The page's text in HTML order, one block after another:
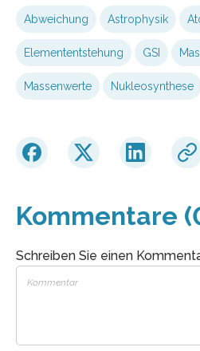
Abweichung Astrophysik
Elemententstehung GSI
Massenwerte Nukleosynthese
Kommentare
Schreiben Sie einen